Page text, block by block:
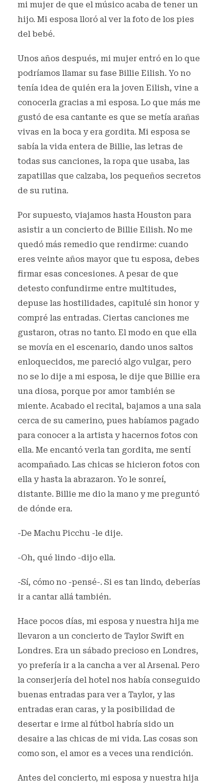
mi mujer de que el músico acaba de tener un
hijo. Mi esposa lloró al ver la foto de los pies
del bebé.
Unos años después, mi mujer entró en lo que
podríamos llamar su fase Billie Eilish. Yo no
tenía idea de quién era la joven Eilish, vine a
conocerla gracias a mi esposa. Lo que más me
gustó de esa cantante es que se metía arañas
vivas en la boca y era gordita. Mi esposa se
sabía la vida entera de Billie, las letras de
todas sus canciones, la ropa que usaba, las
zapatillas que calzaba, los pequeños secretos
de su rutina.
Por supuesto, viajamos hasta Houston para
asistir a un concierto de Billie Eilish. No me
quedó más remedio que rendirme: cuando
eres veinte años mayor que tu esposa, debes
firmar esas concesiones. A pesar de que
detesto confundirme entre multitudes,
depuse las hostilidades, capitulé sin honor y
compré las entradas. Ciertas canciones me
gustaron, otras no tanto. El modo en que ella
se movía en el escenario, dando unos saltos
enloquecidos, me pareció algo vulgar, pero
no se lo dije a mi esposa, le dije que Billie era
una diosa, porque por amor también se
miente. Acabado el recital, bajamos a una sala
cerca de su camerino, pues habíamos pagado
para conocer a la artista y hacernos fotos con
ella. Me encantó verla tan gordita, me sentí
acompañado. Las chicas se hicieron fotos con
ella y hasta la abrazaron. Yo le sonreí,
distante. Billie me dio la mano y me preguntó
de dónde era.
-De Machu Picchu -le dije.
-Oh, qué lindo -dijo ella.
-Sí, cómo no -pensé-. Si es tan lindo, deberías
ir a cantar allá también.
Hace pocos días, mi esposa y nuestra hija me
llevaron a un concierto de Taylor Swift en
Londres. Era un sábado precioso en Londres,
yo prefería ir a la cancha a ver al Arsenal. Pero
la conserjería del hotel nos había conseguido
buenas entradas para ver a Taylor, y las
entradas eran caras, y la posibilidad de
desertar e irme al fútbol habría sido un
desaire a las chicas de mi vida. Las cosas son
como son, el amor es a veces una rendición.
Antes del concierto, mi esposa y nuestra hija